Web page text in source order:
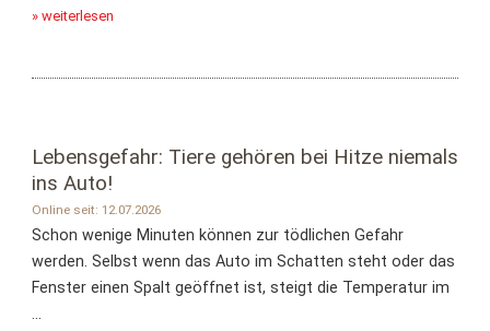
» weiterlesen
Lebensgefahr: Tiere gehören bei Hitze niemals
ins Auto!
Online seit: 12.07.2026
Schon wenige Minuten können zur tödlichen Gefahr
werden. Selbst wenn das Auto im Schatten steht oder das
Fenster einen Spalt geöffnet ist, steigt die Temperatur im
...